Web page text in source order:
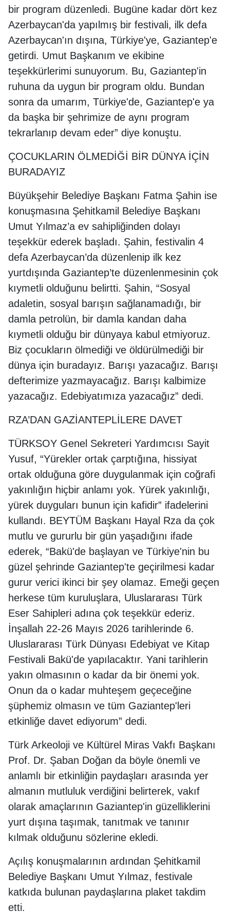
bir program düzenledi. Bugüne kadar dört kez
Azerbaycan'da yapılmış bir festivali, ilk defa
Azerbaycan'ın dışına, Türkiye'ye, Gaziantep'e
getirdi. Umut Başkanım ve ekibine
teşekkürlerimi sunuyorum. Bu, Gaziantep'in
ruhuna da uygun bir program oldu. Bundan
sonra da umarım, Türkiye'de, Gaziantep'e ya
da başka bir şehrimize de aynı program
tekrarlanıp devam eder” diye konuştu.
ÇOCUKLARIN ÖLMEDİĞİ BİR DÜNYA İÇİN
BURADAYIZ
Büyükşehir Belediye Başkanı Fatma Şahin ise
konuşmasına Şehitkamil Belediye Başkanı
Umut Yılmaz’a ev sahipliğinden dolayı
teşekkür ederek başladı. Şahin, festivalin 4
defa Azerbaycan’da düzenlenip ilk kez
yurtdışında Gaziantep’te düzenlenmesinin çok
kıymetli olduğunu belirtti. Şahin, “Sosyal
adaletin, sosyal barışın sağlanamadığı, bir
damla petrolün, bir damla kandan daha
kıymetli olduğu bir dünyaya kabul etmiyoruz.
Biz çocukların ölmediği ve öldürülmediği bir
dünya için buradayız. Barışı yazacağız. Barışı
defterimize yazmayacağız. Barışı kalbimize
yazacağız. Edebiyatımıza yazacağız” dedi.
RZA’DAN GAZİANTEPLİLERE DAVET
TÜRKSOY Genel Sekreteri Yardımcısı Sayit
Yusuf, “Yürekler ortak çarptığına, hissiyat
ortak olduğuna göre duygulanmak için coğrafi
yakınlığın hiçbir anlamı yok. Yürek yakınlığı,
yürek duyguları bunun için kafidir” ifadelerini
kullandı. BEYTÜM Başkanı Hayal Rza da çok
mutlu ve gururlu bir gün yaşadığını ifade
ederek, “Bakü'de başlayan ve Türkiye'nin bu
güzel şehrinde Gaziantep'te geçirilmesi kadar
gurur verici ikinci bir şey olamaz. Emeği geçen
herkese tüm kuruluşlara, Uluslararası Türk
Eser Sahipleri adına çok teşekkür ederiz.
İnşallah 22-26 Mayıs 2026 tarihlerinde 6.
Uluslararası Türk Dünyası Edebiyat ve Kitap
Festivali Bakü'de yapılacaktır. Yani tarihlerin
yakın olmasının o kadar da bir önemi yok.
Onun da o kadar muhteşem geçeceğine
şüphemiz olmasın ve tüm Gaziantep'leri
etkinliğe davet ediyorum” dedi.
Türk Arkeoloji ve Kültürel Miras Vakfı Başkanı
Prof. Dr. Şaban Doğan da böyle önemli ve
anlamlı bir etkinliğin paydaşları arasında yer
almanın mutluluk verdiğini belirterek, vakıf
olarak amaçlarının Gaziantep'in güzelliklerini
yurt dışına taşımak, tanıtmak ve tanınır
kılmak olduğunu sözlerine ekledi.
Açılış konuşmalarının ardından Şehitkamil
Belediye Başkanı Umut Yılmaz, festivale
katkıda bulunan paydaşlarına plaket takdim
etti.